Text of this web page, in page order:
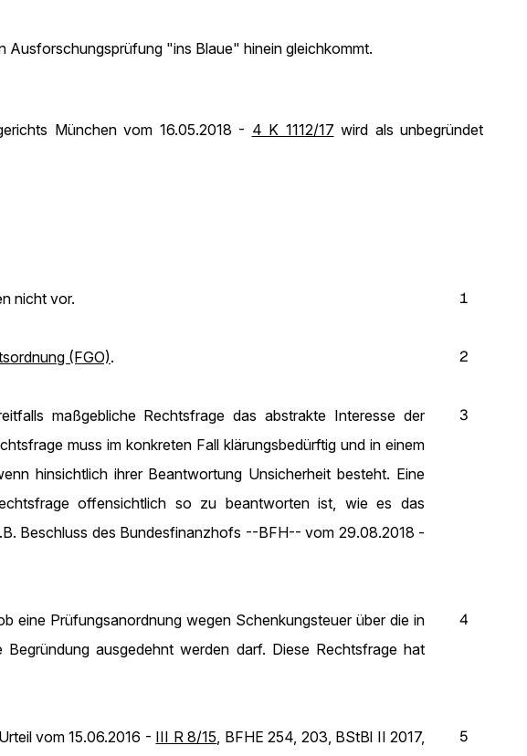
Ausforschungsprüfung "ins Blaue" hinein gleichkommt.
München vom 16.05.2018 - 4 K 1112/17 wird als unbegründet
1
nicht vor.
2
(FGO).
3
maßgebliche Rechtsfrage das abstrakte Interesse der
muss im konkreten Fall klärungsbedürftig und in einem
hinsichtlich ihrer Beantwortung Unsicherheit besteht. Eine
offensichtlich so zu beantworten ist, wie es das
Beschluss des Bundesfinanzhofs --BFH-- vom 29.08.2018 -
4
eine Prüfungsanordnung wegen Schenkungsteuer über die in
ausgedehnt werden darf. Diese Rechtsfrage hat
5
vom 15.06.2016 - III R 8/15, BFHE 254, 203, BStBl II 2017,